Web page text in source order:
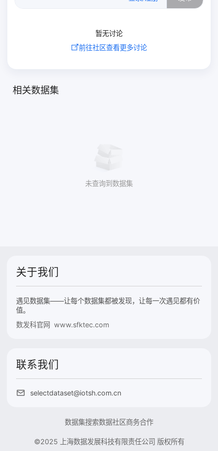
暂无讨论
前往社区查看更多讨论
相关数据集
未查询到数据集
关于我们
遇见数据集——让每个数据集都被发现，让每一次遇见都有价
值。
数发科官网 www.sfktec.com
联系我们
selectdataset@iotsh.com.cn
数据集搜索数据社区商务合作
©2025 上海数据发展科技有限责任公司 版权所有